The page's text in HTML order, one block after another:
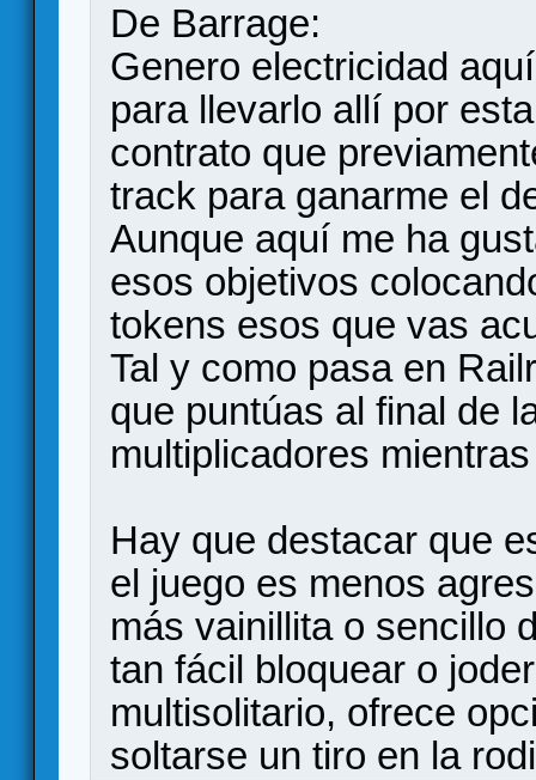
De Barrage:
Genero electricidad
para llevarlo allí por
contrato que
track para ganarme el
Aunque aquí me ha
esos objetivos
tokens esos que vas
Tal y como pasa en
que puntúas al final de
multiplicadores
Hay que destacar que
el juego es menos
más vainillita o sencillo
tan fácil bloquear o
multisolitario, ofrece
soltarse un tiro en la